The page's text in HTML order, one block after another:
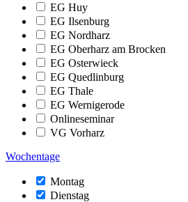
EG Huy
EG Ilsenburg
EG Nordharz
EG Oberharz am Brocken
EG Osterwieck
EG Quedlinburg
EG Thale
EG Wernigerode
Onlineseminar
VG Vorharz
Wochentage
Montag
Dienstag